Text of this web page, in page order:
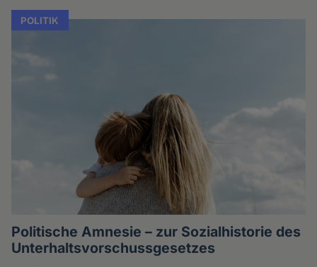
POLITIK
Politische Amnesie – zur Sozialhistorie des
Unterhaltsvorschussgesetzes